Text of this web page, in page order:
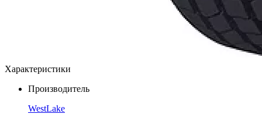
Характеристики
Производитель
WestLake